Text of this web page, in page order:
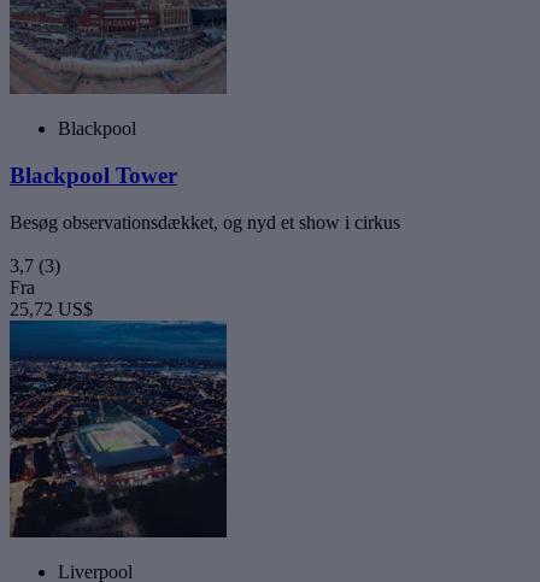
Blackpool
Blackpool Tower
Besøg observationsdækket, og nyd et show i cirkus
3,7 (3)
Fra
25,72 US$
Liverpool